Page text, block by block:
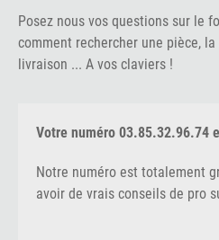
Posez nous vos questions sur le
comment rechercher une pièce,
livraison ... A vos claviers !
Votre numéro 03.85.32.96.74
Notre numéro est totalement
avoir de vrais conseils de pro